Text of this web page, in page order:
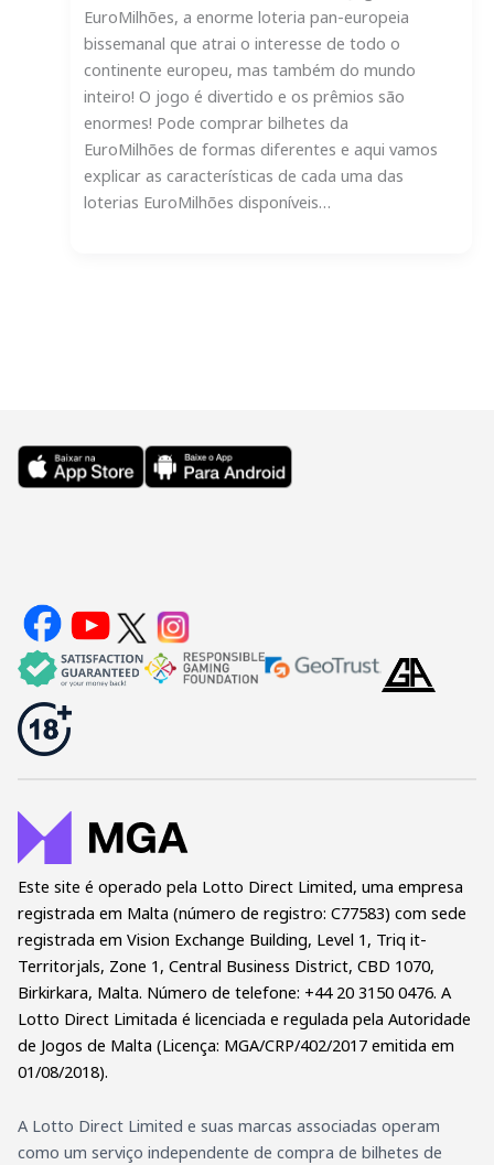
EuroMilhões, a enorme loteria pan-europeia
bissemanal que atrai o interesse de todo o
continente europeu, mas também do mundo
inteiro! O jogo é divertido e os prêmios são
enormes! Pode comprar bilhetes da
EuroMilhões de formas diferentes e aqui vamos
explicar as características de cada uma das
loterias EuroMilhões disponíveis…
Este site é operado pela Lotto Direct Limited, uma empresa
registrada em Malta (número de registro: C77583) com sede
registrada em Vision Exchange Building, Level 1, Triq it-
Territorjals, Zone 1, Central Business District, CBD 1070,
Birkirkara, Malta. Número de telefone: +44 20 3150 0476. A
Lotto Direct Limitada é licenciada e regulada pela Autoridade
de Jogos de Malta (Licença: MGA/CRP/402/2017 emitida em
01/08/2018).
A Lotto Direct Limited e suas marcas associadas operam
como um serviço independente de compra de bilhetes de